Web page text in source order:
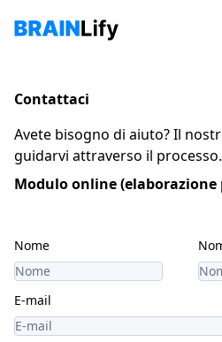
Contattaci
Avete bisogno di aiuto? Il
guidarvi attraverso il processo.
Modulo online (elaborazione
Nome
E-mail